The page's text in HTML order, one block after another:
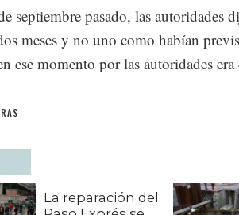
septiembre pasado, las autoridades
meses y no uno como habían
ese momento por las autoridades
La reparación del